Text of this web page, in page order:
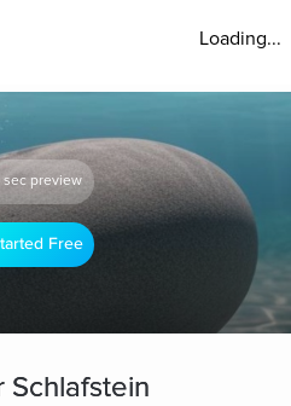
Loading...
sec preview
Free
Schlafstein